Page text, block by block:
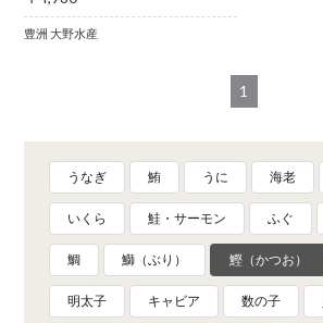
豊洲 大野水産
1
うなぎ 鮪 うに 海老
いくら 鮭・サーモン ふぐ
鯛 鰤（ぶり） 鰹（かつお）
明太子 キャビア 数の子